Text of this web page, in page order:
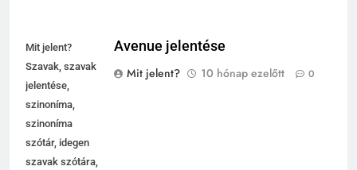
Mit jelent?
Szavak, szavak
jelentése,
szinoníma,
szinoníma
szótár, idegen
szavak szótára,
Avenue jelentése
Mit jelent?
10 hónap ezelőtt 0